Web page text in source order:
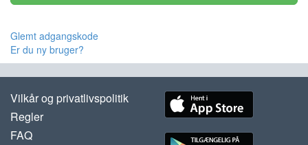
Glemt adgangskode
Er du ny bruger?
Vilkår og privatlivspolitik
Regler
FAQ